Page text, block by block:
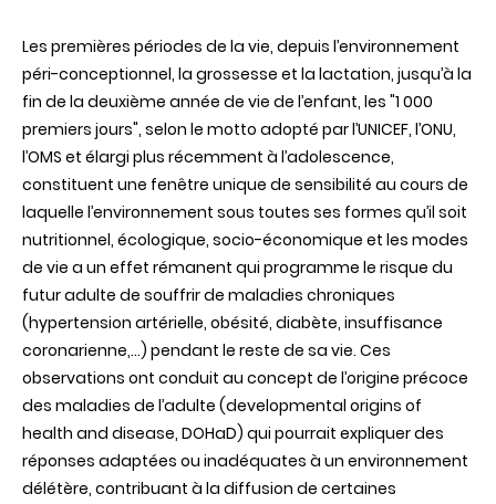
d’allaitement
une
fenêtre
sensible
de
programmation
futur
adulte
Les premières périodes de la vie, depuis l’environnement
péri-conceptionnel, la grossesse et la lactation, jusqu’à la
fin de la deuxième année de vie de l’enfant, les "1 000
premiers jours", selon le motto adopté par l’UNICEF, l’ONU,
l’OMS et élargi plus récemment à l’adolescence,
constituent une fenêtre unique de sensibilité au cours de
laquelle l’environnement sous toutes ses formes qu’il soit
nutritionnel, écologique, socio-économique et les modes
de vie a un effet rémanent qui programme le risque du
futur adulte de souffrir de maladies chroniques
(hypertension artérielle, obésité, diabète, insuffisance
coronarienne,…) pendant le reste de sa vie. Ces
observations ont conduit au concept de l’origine précoce
des maladies de l’adulte (developmental origins of
health and disease, DOHaD) qui pourrait expliquer des
réponses adaptées ou inadéquates à un environnement
délétère, contribuant à la diffusion de certaines